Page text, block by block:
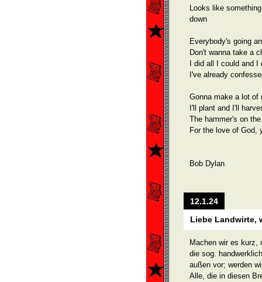
Looks like
down
Everybody's going
Don't wanna take a
I did all I could and
I've already
Gonna make a lot of
I'll plant and I'll
The hammer's on
For the love of God,
Bob Dylan
12.1.24
Liebe Landwirte,
Machen wir es kurz,
die sog.
außen vor; werden
Alle, die in diesen